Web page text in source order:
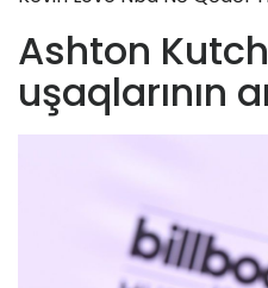
Ashton
uşaqlarının